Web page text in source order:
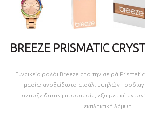
Γυναικείο ρολόι Breeze απο την σειρά
μασίφ ανοξείδωτο ατσάλι υψηλών
αντιοξειδωτική προστασία, εξαιρετική
εκπληκτική λάμψη.